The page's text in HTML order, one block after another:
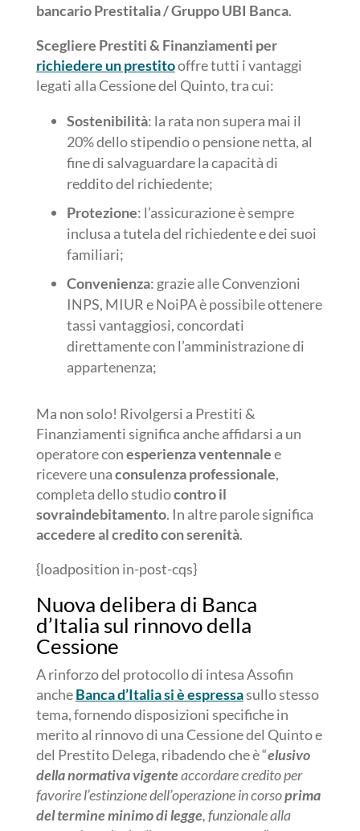
bancario Prestitalia / Gruppo UBI Banca.
Scegliere Prestiti & Finanziamenti per
richiedere un prestitooffre tutti i vantaggi
legati alla Cessione del Quinto, tra cui:
Sostenibilità: la rata non supera mai il
20% dello stipendio o pensione netta, al
fine di salvaguardare la capacità di
reddito del richiedente;
Protezione: l’assicurazione è sempre
inclusa a tutela del richiedente e dei suoi
familiari;
Convenienza: grazie alle Convenzioni
INPS, MIUR e NoiPA è possibile ottenere
tassi vantaggiosi, concordati
direttamente con l’amministrazione di
appartenenza;
Ma non solo! Rivolgersi a Prestiti &
Finanziamenti significa anche affidarsi a un
operatore conesperienza ventennalee
ricevere unaconsulenza professionale,
completa dello studiocontro il
sovraindebitamento. In altre parole significa
accedere al credito con serenità.
{loadposition in-post-cqs}
Nuova delibera di Banca
d’Italia sul rinnovo della
Cessione
A rinforzo del protocollo di intesa Assofin
ancheBanca d’Italia si è espressasullo stesso
tema, fornendo disposizioni specifiche in
merito al rinnovo di una Cessione del Quinto e
del Prestito Delega, ribadendo che è “elusivo
della normativa vigenteaccordare credito per
favorire l’estinzione dell’operazione in corsoprima
del termine minimo di legge, funzionale alla